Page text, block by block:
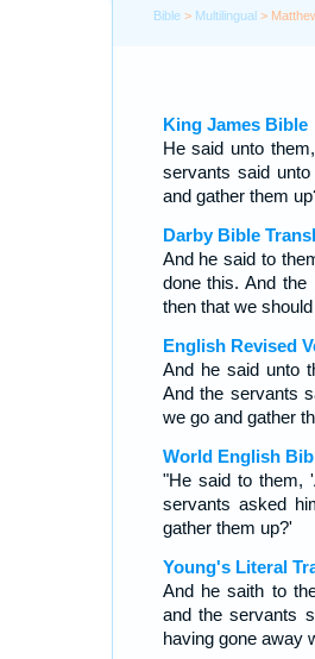
Bible > Multilingual >
King James Bible
He said unto
servants said
and gather them
Darby Bible
And he said to
done this. And
then that we
English Revised
And he said unto
And the servants
we go and gather
World English
"He said to them,
servants asked
gather them up?'
Young's Literal
And he saith to
and the servants
having gone away